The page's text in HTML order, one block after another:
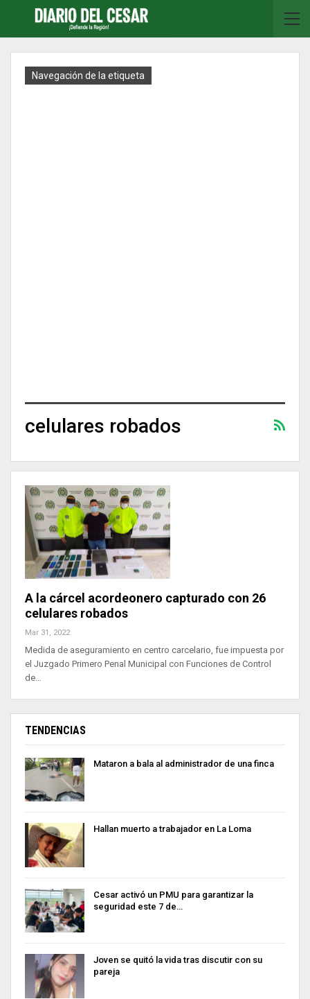
Navegación de la etiqueta
celulares robados
A la cárcel acordeonero capturado con 26
celulares robados
Mar 31, 2022
Medida de aseguramiento en centro carcelario, fue impuesta por
el Juzgado Primero Penal Municipal con Funciones de Control
de…
TENDENCIAS
Mataron a bala al administrador de una finca
Hallan muerto a trabajador en La Loma
Cesar activó un PMU para garantizar la
seguridad este 7 de…
Joven se quitó la vida tras discutir con su
pareja